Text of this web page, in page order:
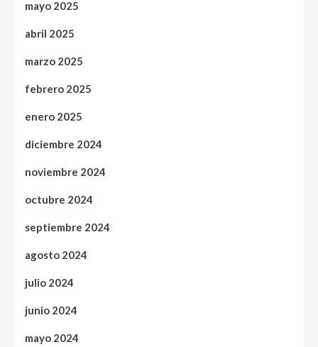
mayo 2025
abril 2025
marzo 2025
febrero 2025
enero 2025
diciembre 2024
noviembre 2024
octubre 2024
septiembre 2024
agosto 2024
julio 2024
junio 2024
mayo 2024